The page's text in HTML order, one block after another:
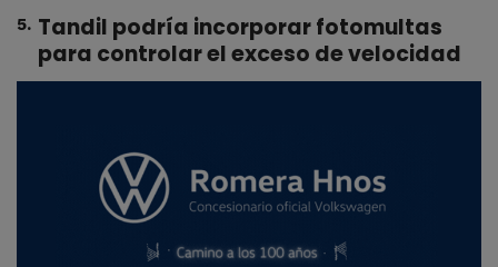
5. Tandil podría incorporar fotomultas
para controlar el exceso de velocidad